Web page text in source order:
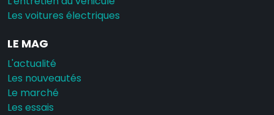
Les voitures électriques
LE MAG
L'actualité
Les nouveautés
Le marché
Les essais